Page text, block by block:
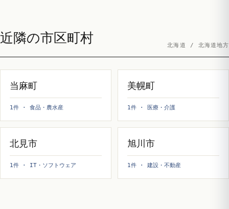
近隣の市区町村 北海道 / 北海道地方
当麻町
1件 · 食品・農水産
美幌町
1件 · 医療・介護
北見市
1件 · IT・ソフトウェア
旭川市
1件 · 建設・不動産